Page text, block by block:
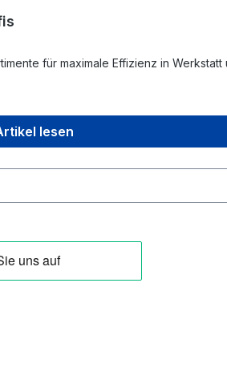
für maximale Effizienz in Werkstatt
lesen